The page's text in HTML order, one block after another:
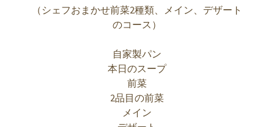
（シェフおまかせ前菜2種類、メイン、デザート
のコース）
自家製パン
本日のスープ
前菜
2品目の前菜
メイン